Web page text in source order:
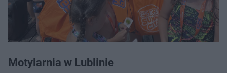
Motylarnia w Lublinie